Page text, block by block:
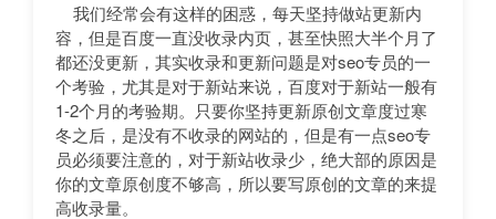
我们经常会有这样的困惑，每天坚持做站更新内
容，但是百度一直没收录内页，甚至快照大半个月了
都还没更新，其实收录和更新问题是对seo专员的一
个考验，尤其是对于新站来说，百度对于新站一般有
1-2个月的考验期。只要你坚持更新原创文章度过寒
冬之后，是没有不收录的网站的，但是有一点seo专
员必须要注意的，对于新站收录少，绝大部的原因是
你的文章原创度不够高，所以要写原创的文章的来提
高收录量。